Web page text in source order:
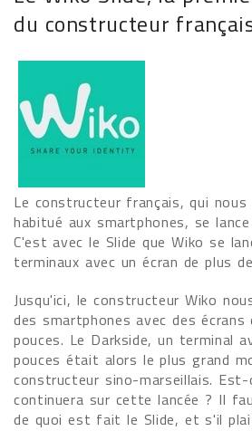
du constructeur
Le constructeur français, qui nous
habitué aux smartphones, se
C'est avec le Slide que Wiko se
terminaux avec un écran de plus
Jusqu'ici, le constructeur Wiko
des smartphones avec des
pouces. Le Darkside, un terminal
pouces était alors le plus grand
constructeur sino-marseillais. Est-
continuera sur cette lancée ? Il
de quoi est fait le Slide, et s'il